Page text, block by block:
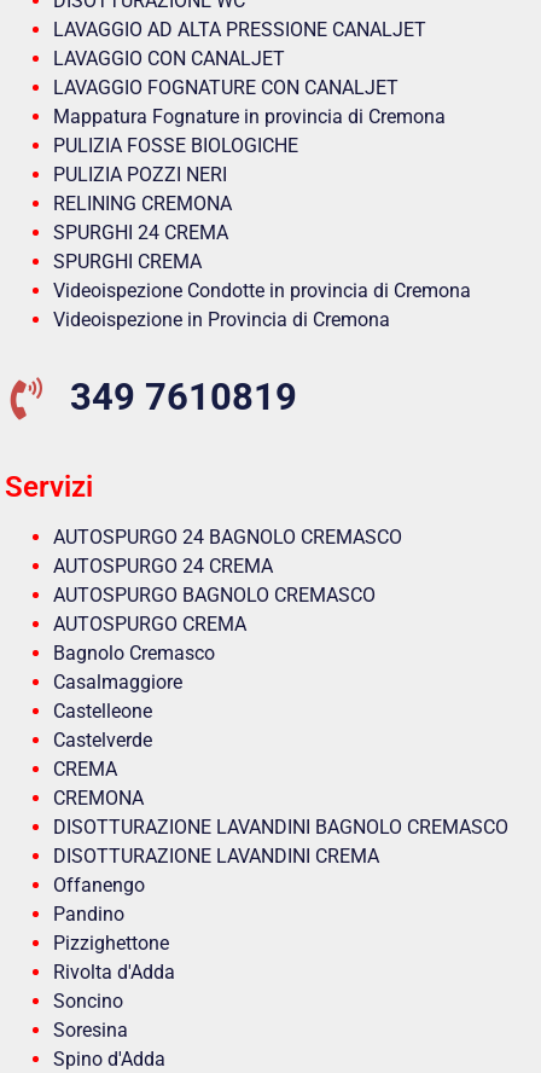
LAVAGGIO AD ALTA PRESSIONE CANALJET
LAVAGGIO CON CANALJET
LAVAGGIO FOGNATURE CON CANALJET
Mappatura Fognature in provincia di Cremona
PULIZIA FOSSE BIOLOGICHE
PULIZIA POZZI NERI
RELINING CREMONA
SPURGHI 24 CREMA
SPURGHI CREMA
Videoispezione Condotte in provincia di Cremona
Videoispezione in Provincia di Cremona
349 7610819
Servizi
AUTOSPURGO 24 BAGNOLO CREMASCO
AUTOSPURGO 24 CREMA
AUTOSPURGO BAGNOLO CREMASCO
AUTOSPURGO CREMA
Bagnolo Cremasco
Casalmaggiore
Castelleone
Castelverde
CREMA
CREMONA
DISOTTURAZIONE LAVANDINI BAGNOLO CREMASCO
DISOTTURAZIONE LAVANDINI CREMA
Offanengo
Pandino
Pizzighettone
Rivolta d'Adda
Soncino
Soresina
Spino d'Adda